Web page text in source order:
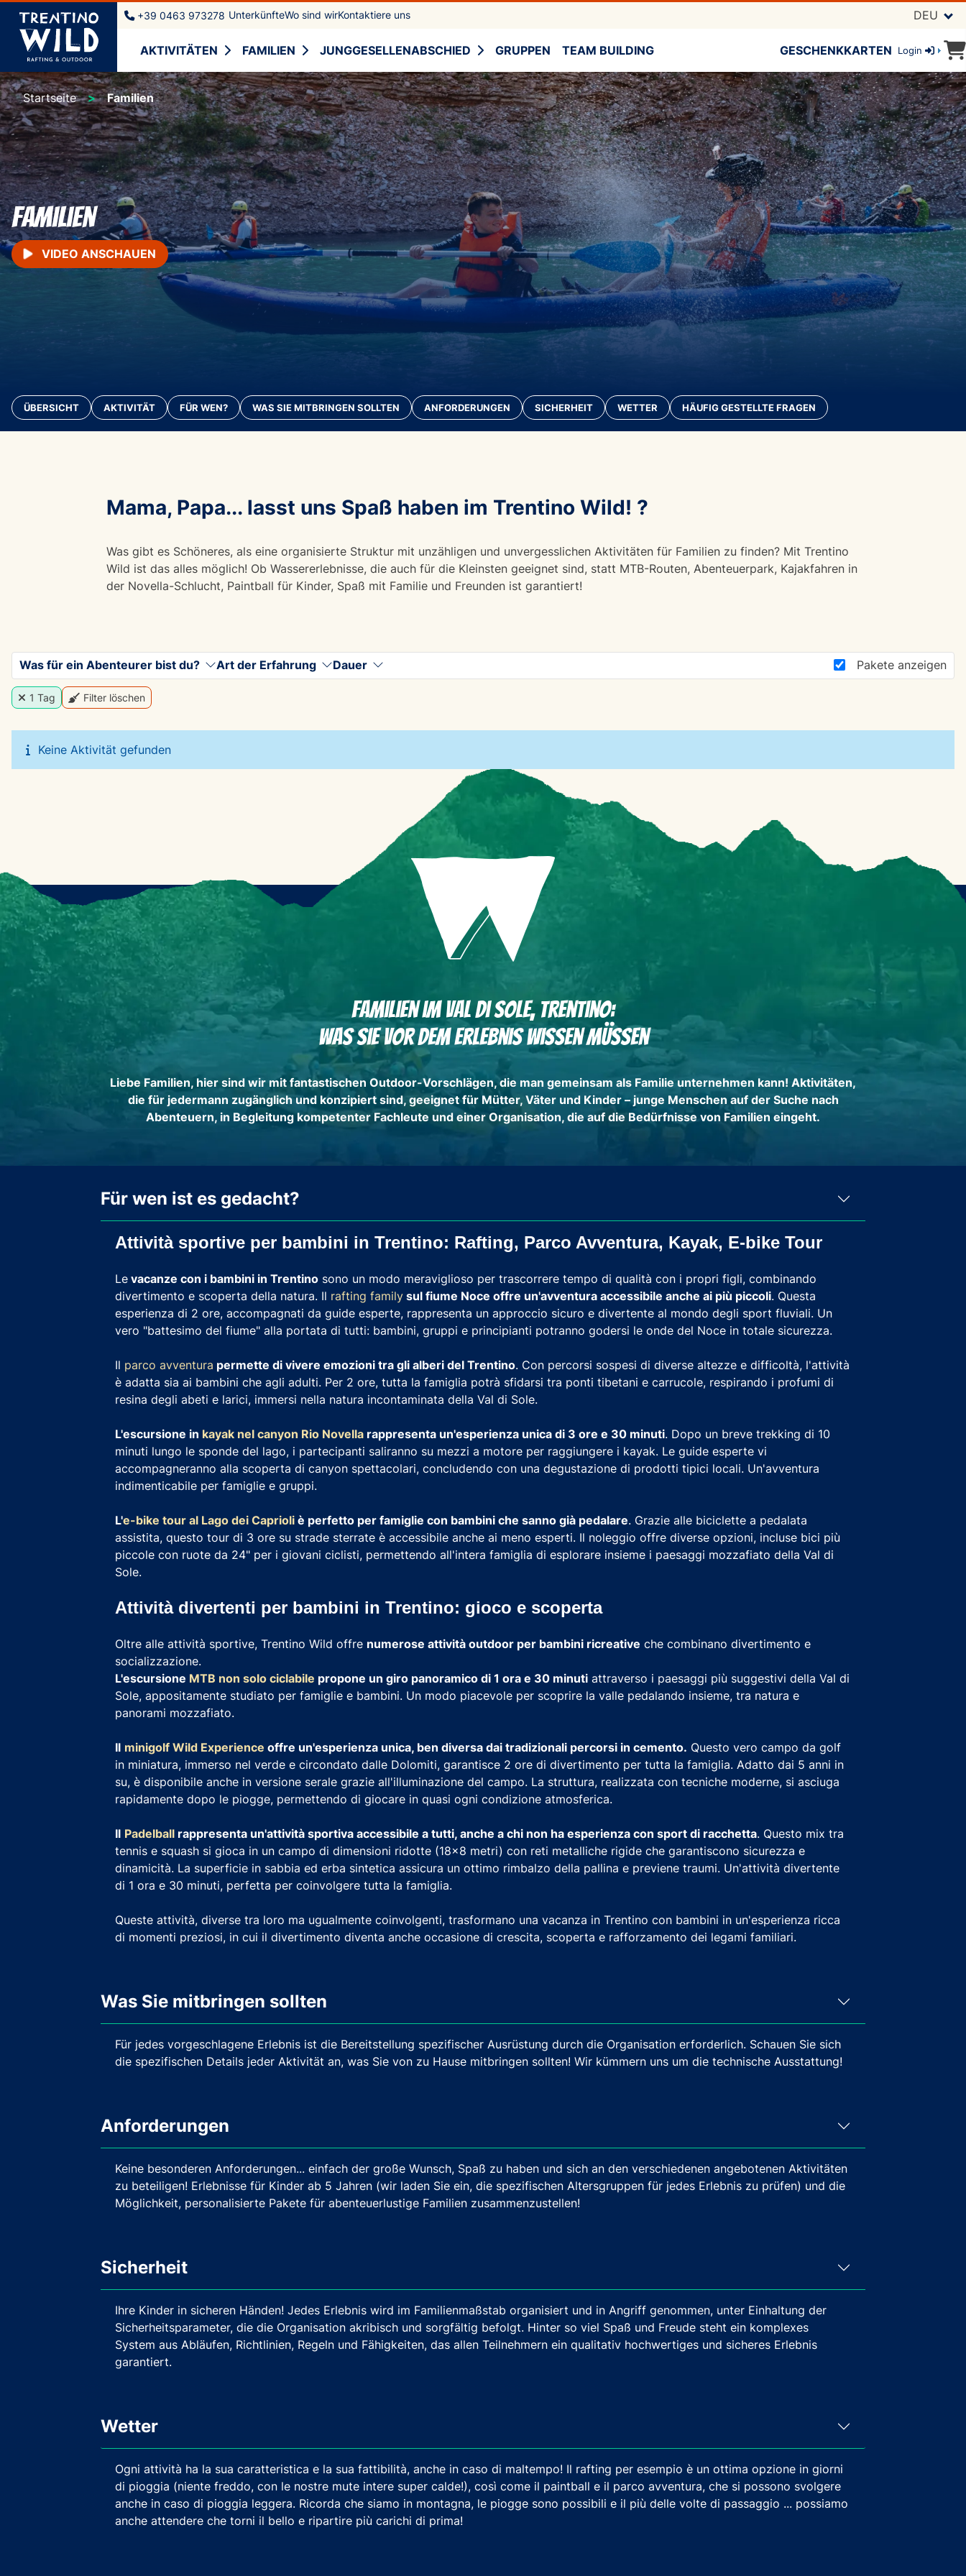
+39 0463 973278 UnterkünfteWo sind wirKontaktiere uns DEU
AKTIVITÄTEN FAMILIEN JUNGGESELLENABSCHIED GRUPPEN TEAM BUILDING GESCHENKKARTEN Login
Startseite Familien
Familien
VIDEO ANSCHAUEN
ÜBERSICHT AKTIVITÄT FÜR WEN? WAS SIE MITBRINGEN SOLLTEN ANFORDERUNGEN SICHERHEIT WETTER HÄUFIG GESTELLTE FRAGEN
Mama, Papa... lasst uns Spaß haben im Trentino Wild! ?
Was gibt es Schöneres, als eine organisierte Struktur mit unzähligen und unvergesslichen Aktivitäten für Familien zu finden? Mit Trentino
Wild ist das alles möglich! Ob Wassererlebnisse, die auch für die Kleinsten geeignet sind, statt MTB-Routen, Abenteuerpark, Kajakfahren in
der Novella-Schlucht, Paintball für Kinder, Spaß mit Familie und Freunden ist garantiert!
Was für ein Abenteurer bist du? Art der Erfahrung Dauer Pakete anzeigen
1 Tag Filter löschen
Keine Aktivität gefunden
Familien im Val di Sole, Trentino:
Was Sie vor dem Erlebnis wissen müssen
Liebe Familien, hier sind wir mit fantastischen Outdoor-Vorschlägen, die man gemeinsam als Familie unternehmen kann! Aktivitäten,
die für jedermann zugänglich und konzipiert sind, geeignet für Mütter, Väter und Kinder – junge Menschen auf der Suche nach
Abenteuern, in Begleitung kompetenter Fachleute und einer Organisation, die auf die Bedürfnisse von Familien eingeht.
Für wen ist es gedacht?
Attività sportive per bambini in Trentino: Rafting, Parco Avventura, Kayak, E-bike Tour
Le vacanze con i bambini in Trentino sono un modo meraviglioso per trascorrere tempo di qualità con i propri figli, combinando
divertimento e scoperta della natura. Il rafting family sul fiume Noce offre un'avventura accessibile anche ai più piccoli. Questa
esperienza di 2 ore, accompagnati da guide esperte, rappresenta un approccio sicuro e divertente al mondo degli sport fluviali. Un
vero "battesimo del fiume" alla portata di tutti: bambini, gruppi e principianti potranno godersi le onde del Noce in totale sicurezza.
Il parco avventura permette di vivere emozioni tra gli alberi del Trentino. Con percorsi sospesi di diverse altezze e difficoltà, l'attività
è adatta sia ai bambini che agli adulti. Per 2 ore, tutta la famiglia potrà sfidarsi tra ponti tibetani e carrucole, respirando i profumi di
resina degli abeti e larici, immersi nella natura incontaminata della Val di Sole.
L'escursione in kayak nel canyon Rio Novella rappresenta un'esperienza unica di 3 ore e 30 minuti. Dopo un breve trekking di 10
minuti lungo le sponde del lago, i partecipanti saliranno su mezzi a motore per raggiungere i kayak. Le guide esperte vi
accompagneranno alla scoperta di canyon spettacolari, concludendo con una degustazione di prodotti tipici locali. Un'avventura
indimenticabile per famiglie e gruppi.
L'e-bike tour al Lago dei Caprioli è perfetto per famiglie con bambini che sanno già pedalare. Grazie alle biciclette a pedalata
assistita, questo tour di 3 ore su strade sterrate è accessibile anche ai meno esperti. Il noleggio offre diverse opzioni, incluse bici più
piccole con ruote da 24" per i giovani ciclisti, permettendo all'intera famiglia di esplorare insieme i paesaggi mozzafiato della Val di
Sole.
Attività divertenti per bambini in Trentino: gioco e scoperta
Oltre alle attività sportive, Trentino Wild offre numerose attività outdoor per bambini ricreative che combinano divertimento e
socializzazione.
L'escursione MTB non solo ciclabile propone un giro panoramico di 1 ora e 30 minuti attraverso i paesaggi più suggestivi della Val di
Sole, appositamente studiato per famiglie e bambini. Un modo piacevole per scoprire la valle pedalando insieme, tra natura e
panorami mozzafiato.
Il minigolf Wild Experience offre un'esperienza unica, ben diversa dai tradizionali percorsi in cemento. Questo vero campo da golf
in miniatura, immerso nel verde e circondato dalle Dolomiti, garantisce 2 ore di divertimento per tutta la famiglia. Adatto dai 5 anni in
su, è disponibile anche in versione serale grazie all'illuminazione del campo. La struttura, realizzata con tecniche moderne, si asciuga
rapidamente dopo le piogge, permettendo di giocare in quasi ogni condizione atmosferica.
Il Padelball rappresenta un'attività sportiva accessibile a tutti, anche a chi non ha esperienza con sport di racchetta. Questo mix tra
tennis e squash si gioca in un campo di dimensioni ridotte (18x8 metri) con reti metalliche rigide che garantiscono sicurezza e
dinamicità. La superficie in sabbia ed erba sintetica assicura un ottimo rimbalzo della pallina e previene traumi. Un'attività divertente
di 1 ora e 30 minuti, perfetta per coinvolgere tutta la famiglia.
Queste attività, diverse tra loro ma ugualmente coinvolgenti, trasformano una vacanza in Trentino con bambini in un'esperienza ricca
di momenti preziosi, in cui il divertimento diventa anche occasione di crescita, scoperta e rafforzamento dei legami familiari.
Was Sie mitbringen sollten
Für jedes vorgeschlagene Erlebnis ist die Bereitstellung spezifischer Ausrüstung durch die Organisation erforderlich. Schauen Sie sich
die spezifischen Details jeder Aktivität an, was Sie von zu Hause mitbringen sollten! Wir kümmern uns um die technische Ausstattung!
Anforderungen
Keine besonderen Anforderungen... einfach der große Wunsch, Spaß zu haben und sich an den verschiedenen angebotenen Aktivitäten
zu beteiligen! Erlebnisse für Kinder ab 5 Jahren (wir laden Sie ein, die spezifischen Altersgruppen für jedes Erlebnis zu prüfen) und die
Möglichkeit, personalisierte Pakete für abenteuerlustige Familien zusammenzustellen!
Sicherheit
Ihre Kinder in sicheren Händen! Jedes Erlebnis wird im Familienmaßstab organisiert und in Angriff genommen, unter Einhaltung der
Sicherheitsparameter, die die Organisation akribisch und sorgfältig befolgt. Hinter so viel Spaß und Freude steht ein komplexes
System aus Abläufen, Richtlinien, Regeln und Fähigkeiten, das allen Teilnehmern ein qualitativ hochwertiges und sicheres Erlebnis
garantiert.
Wetter
Ogni attività ha la sua caratteristica e la sua fattibilità, anche in caso di maltempo! Il rafting per esempio è un ottima opzione in giorni
di pioggia (niente freddo, con le nostre mute intere super calde!), così come il paintball e il parco avventura, che si possono svolgere
anche in caso di pioggia leggera. Ricorda che siamo in montagna, le piogge sono possibili e il più delle volte di passaggio ... possiamo
anche attendere che torni il bello e ripartire più carichi di prima!